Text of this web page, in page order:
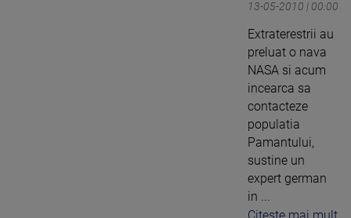
13-05-2010 | 00:00
Extraterestrii au
preluat o nava
NASA si acum
incearca sa
contacteze
populatia
Pamantului,
sustine un
expert german
in ...